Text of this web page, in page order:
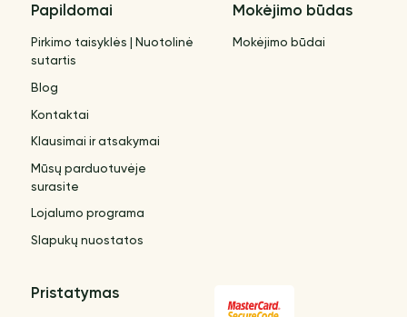
Papildomai
Pirkimo taisyklės | Nuotolinė
sutartis
Blog
Kontaktai
Klausimai ir atsakymai
Mūsų parduotuvėje
surasite
Lojalumo programa
Slapukų nuostatos
Mokėjimo būdas
Mokėjimo būdai
Pristatymas